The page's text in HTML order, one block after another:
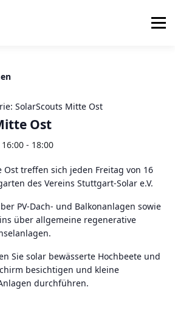
Menü
SolarScouts Mitte Ost
Ost
- 18:00
Ost treffen sich jeden Freitag von 16
des Vereins Stuttgart-Solar e.V.
PV-Dach- und Balkonanlagen sowie
über allgemeine regenerative
Sie solar bewässerte Hochbeete und
besichtigen und kleine
durchführen.